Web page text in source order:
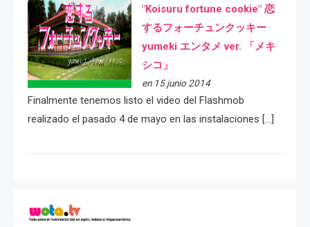
"Koisuru fortune cookie" 恋
するフォーチュンクッキー
yumeki エンタメ ver. 「メキ
シコ」
en 15 junio 2014
Finalmente tenemos listo el video del Flashmob
realizado el pasado 4 de mayo en las instalaciones […]